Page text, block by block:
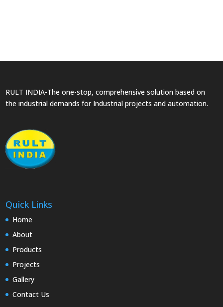
RULT INDIA-The one-stop, comprehensive solution based on
the industrial demands for Industrial projects and automation.
Quick Links
Home
About
Products
Projects
Gallery
Contact Us